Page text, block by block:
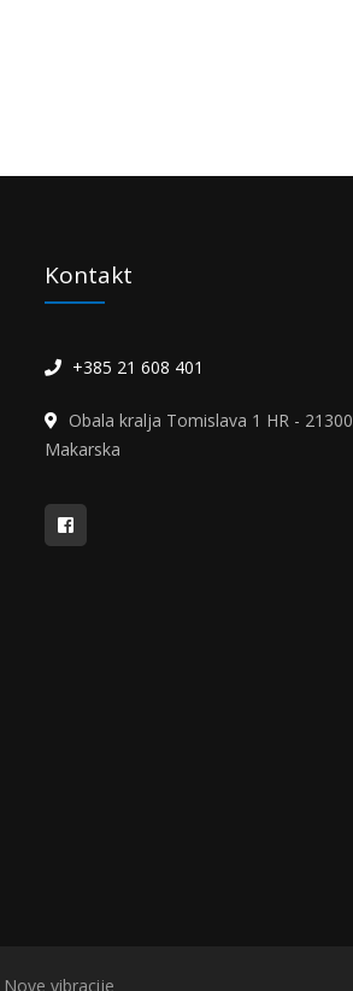
Kontakt
+385 21 608 401
Obala kralja Tomislava 1 HR - 21300
Makarska
Nove vibracije